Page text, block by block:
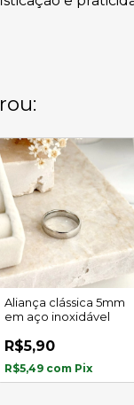
Aliança clássica 5mm
em aço inoxidável
R$5,90
R$5,49 com Pix